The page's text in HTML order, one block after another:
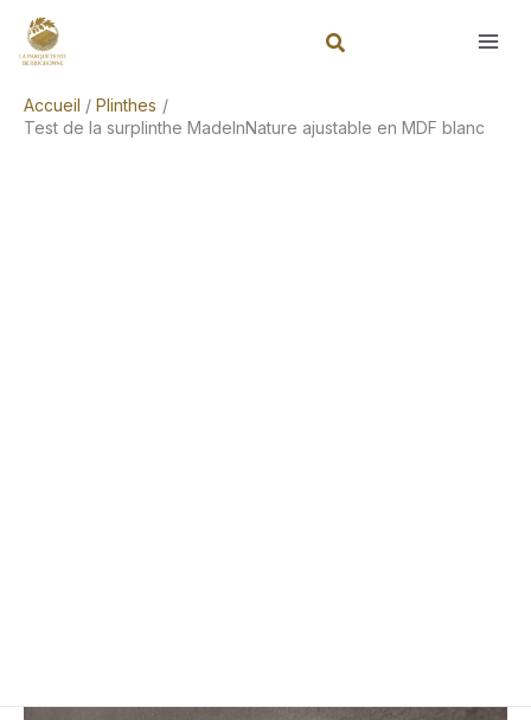
Accueil
Plinthes
Test de la surplinthe MadeInNature ajustable en MDF blanc
Rechercher